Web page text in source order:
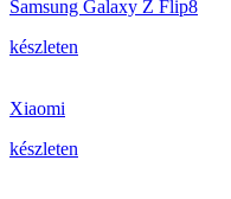
Samsung Galaxy Z Flip8
készleten
Xiaomi
készleten